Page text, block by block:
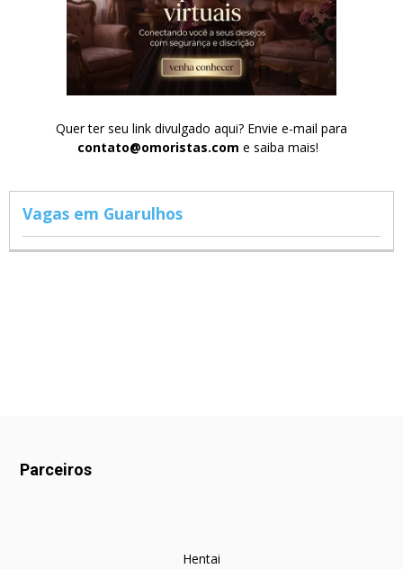
Quer ter seu link divulgado aqui? Envie e-mail para
contato@omoristas.com e saiba mais!
Vagas em Guarulhos
Parceiros
Hentai